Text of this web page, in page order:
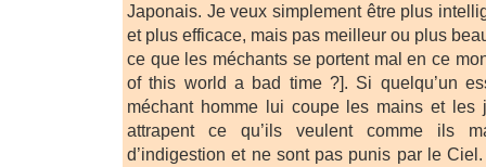
Japonais. Je veux simplement être plus
et plus efficace, mais pas meilleur ou plus
ce que les méchants se portent mal en ce
of this world a bad time ?]. Si quelqu’un
méchant homme lui coupe les mains et les
attrapent ce qu’ils veulent comme ils
d’indigestion et ne sont pas punis par le